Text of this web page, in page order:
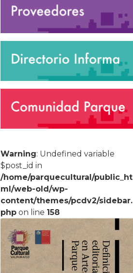
Warning: Undefined variable
$post_id in
/home/parquecultural/public_ht
ml/web-old/wp-
content/themes/pcdv2/sidebar.
php on line 158